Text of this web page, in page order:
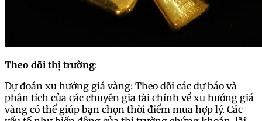
Theo dõi thị trường:
Dự đoán xu hướng giá vàng: Theo dõi các dự báo và
phân tích của các chuyên gia tài chính về xu hướng giá
vàng có thể giúp bạn chọn thời điểm mua hợp lý. Các